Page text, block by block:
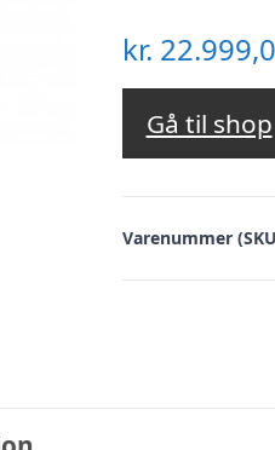
kr.
Gå til shop
Varenummer